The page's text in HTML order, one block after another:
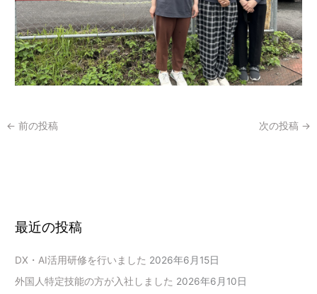
← 前の投稿 次の投稿 →
最近の投稿
DX・AI活用研修を行いました 2026年6月15日
外国人特定技能の方が入社しました 2026年6月10日